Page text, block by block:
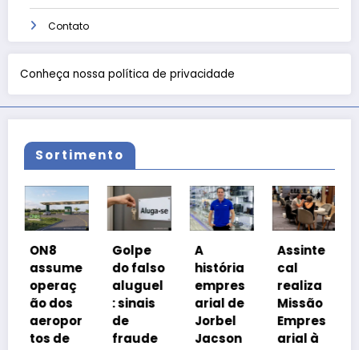
Contato
Conheça nossa política de privacidade
Sortimento
ON8
assume
operaç
ão dos
aeropor
tos de
Golpe
do falso
aluguel
: sinais
fraude
história
empres
arial de
Jorbel
Jacson
Assinte
realiza
Missão
Empres
arial à